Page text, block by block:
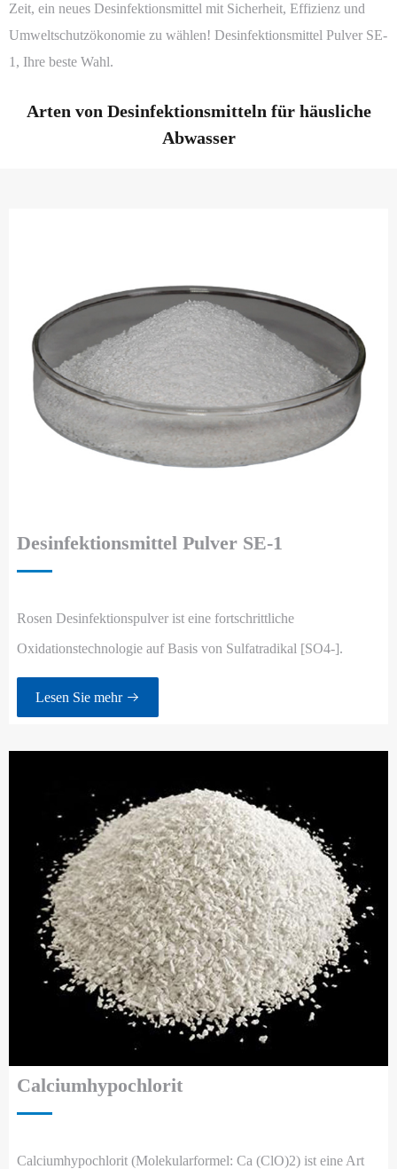
Zeit, ein neues Desinfektionsmittel mit Sicherheit, Effizienz und
Umweltschutzökonomie zu wählen! Desinfektionsmittel Pulver SE-
1, Ihre beste Wahl.
Arten von Desinfektionsmitteln für häusliche
Abwasser
Desinfektionsmittel Pulver SE-1
Rosen Desinfektionspulver ist eine fortschrittliche
Oxidationstechnologie auf Basis von Sulfatradikal [SO4-].
Lesen Sie mehr 
Calciumhypochlorit
Calciumhypochlorit (Molekularformel: Ca (ClO)2) ist eine Art